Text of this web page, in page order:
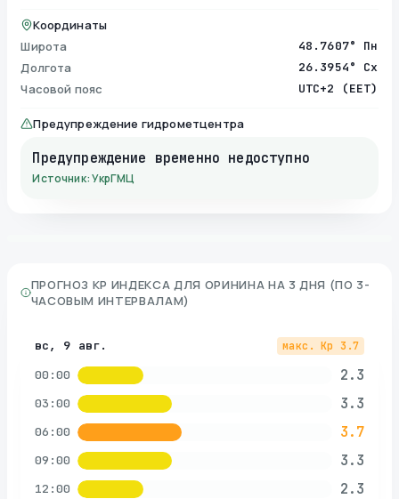
Координаты
Широта
48.7607° Пн
Долгота 26.3954° Сх
Часовой пояс UTC+2 (EET)
Предупреждение гидрометцентра
Предупреждение временно недоступно
Источник: УкрГМЦ
ПРОГНОЗ KP ИНДЕКСА ДЛЯ ОРИНИНА НА 3 ДНЯ (ПО 3-
ЧАСОВЫМ ИНТЕРВАЛАМ)
вс, 9 авг. макс. Kp 3.7
00:00 2.3
03:00 3.3
06:00 3.7
09:00 3.3
12:00 2.3